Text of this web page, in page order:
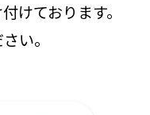
けております。
い。